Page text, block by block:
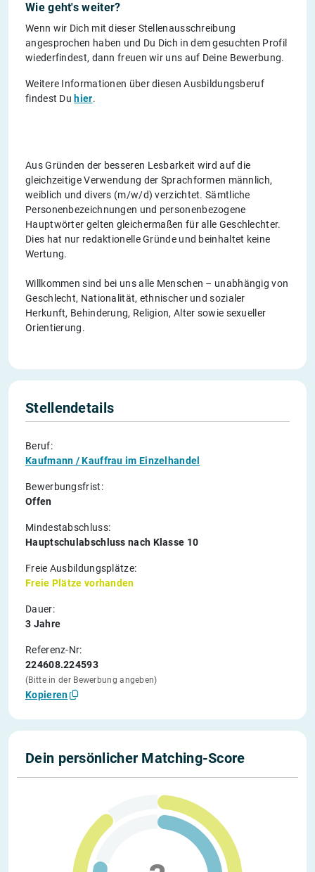
Wie geht's weiter?
Wenn wir Dich mit dieser Stellenausschreibung
angesprochen haben und Du Dich in dem gesuchten Profil
wiederfindest, dann freuen wir uns auf Deine Bewerbung.
Weitere Informationen über diesen Ausbildungsberuf
findest Du hier.
Aus Gründen der besseren Lesbarkeit wird auf die
gleichzeitige Verwendung der Sprachformen männlich,
weiblich und divers (m/w/d) verzichtet. Sämtliche
Personenbezeichnungen und personenbezogene
Hauptwörter gelten gleichermaßen für alle Geschlechter.
Dies hat nur redaktionelle Gründe und beinhaltet keine
Wertung.
Willkommen sind bei uns alle Menschen – unabhängig von
Geschlecht, Nationalität, ethnischer und sozialer
Herkunft, Behinderung, Religion, Alter sowie sexueller
Orientierung.
Stellendetails
Beruf:
Kaufmann / Kauffrau im Einzelhandel
Bewerbungsfrist:
Offen
Mindestabschluss:
Hauptschulabschluss nach Klasse 10
Freie Ausbildungsplätze:
Freie Plätze vorhanden
Dauer:
3 Jahre
Referenz-Nr:
224608.224593
(Bitte in der Bewerbung angeben)
Kopieren
Dein persönlicher Matching-Score